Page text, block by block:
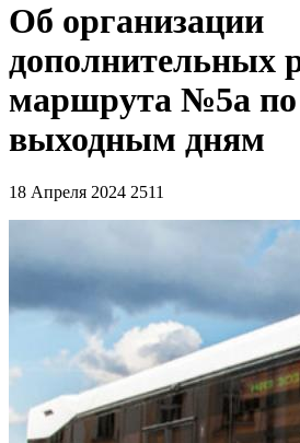
Об организации
дополнительных
маршрута №5а по
выходным дням
18 Апреля 2024 2511